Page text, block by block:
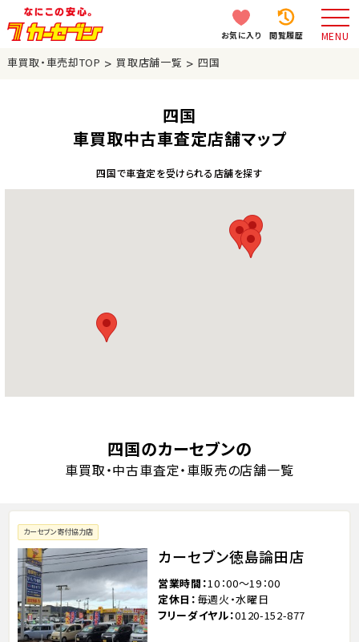
お気に入り 閲覧履歴 MENU
車買取・車売却TOP > 買取店舗一覧 > 四国
四国
車買取中古車査定店舗マップ
四国で車査定を受けられる店舗を探す
四国のカーセブンの
車買取・中古車査定・車販売の店舗一覧
カーセブン寄付協力店
カーセブン徳島論田店
営業時間 10：00～19：00
定休日
毎週火・水曜日
フリーダイヤル 0120-152-877